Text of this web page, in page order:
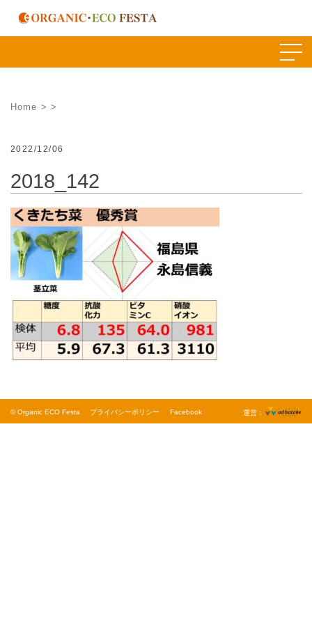
Skip
Home > >
2022/12/06
2018_142
運営：
Facebook
プライバシーポリシー
© Organic ECO Festa